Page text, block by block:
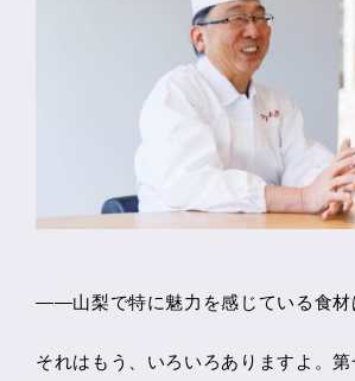
――山梨で特に魅力を感じている食材
それはもう、いろいろありますよ。